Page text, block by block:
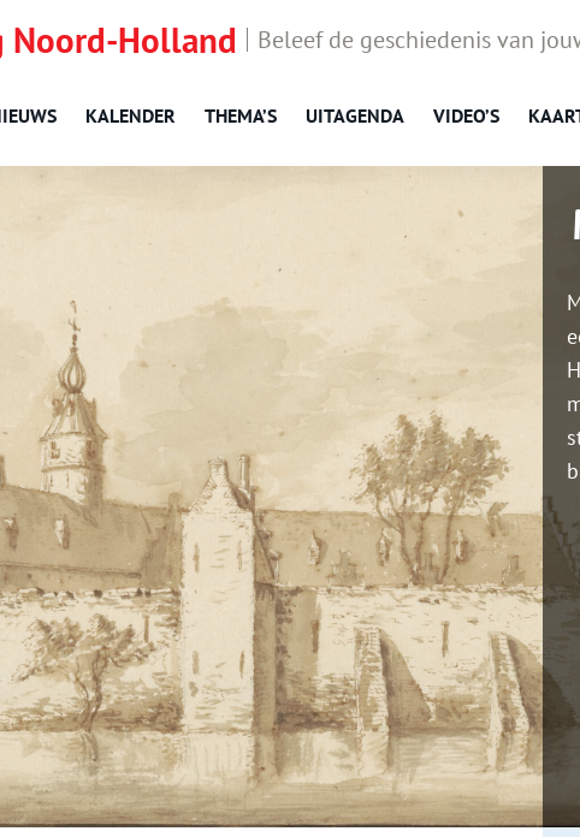
Noord-Holland Beleef de geschiedenis van
KALENDER THEMA’S UITAGENDA VIDEO’S